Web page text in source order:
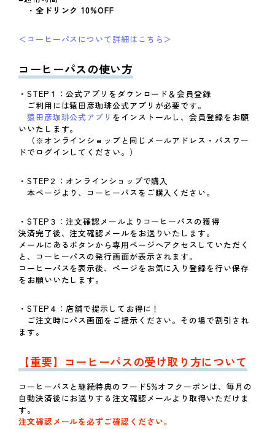
・ 全ドリンク 10%OFF
＜コーヒーパスについて詳細はこちら＞
コーヒーパスの使い方
・STEP１：公式アプリをダウンロード＆会員登録
ご利用には猿田彦珈琲公式アプリが必要です。
猿田彦珈琲公式アプリ をインストールし、会員登録をお願
いいたします。
（※オンラインショップと同じメールアドレス・パスワー
ドでログインしてください。）
・STEP２：オンラインショップで購入
本ページより、コーヒーパスをご購入ください。
・STEP３：注文確認メールよりコーヒーパスの獲得
決済完了後、注文確認メールをお送りいたします。
メールにあるボタンから専用ページへアクセスしていただく
と、コーヒーパスの発行画面が表示されます。
コーヒーパスを表示後、ページをお気に入り登録を行い保存
をお願いいたします。
・STEP４：店舗で提示してお得に！
ご注文時にパス画面をご提示ください。その場で割引され
ます。
【重要】コーヒーパスの受け取り方について
コーヒーパスと継続特典のフード5%オフクーポンは、毎月の
自動決済後にお送りする注文確認メールより取得いただけま
す。
注文確認メールを必ずご確認ください。